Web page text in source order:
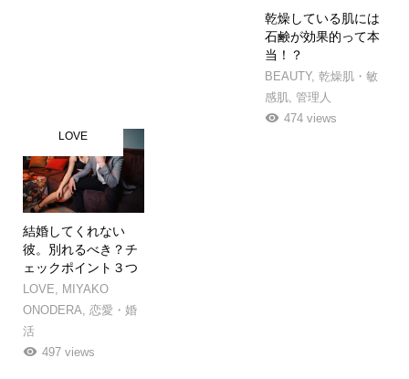
乾燥している肌には
石鹸が効果的って本
当！？
BEAUTY,乾燥肌・敏
感肌 ,管理人
474 views
結婚してくれない
彼。別れるべき？チ
ェックポイント３つ
LOVE, MIYAKO
ONODERA, 恋愛・婚
活
497 views
LOVE